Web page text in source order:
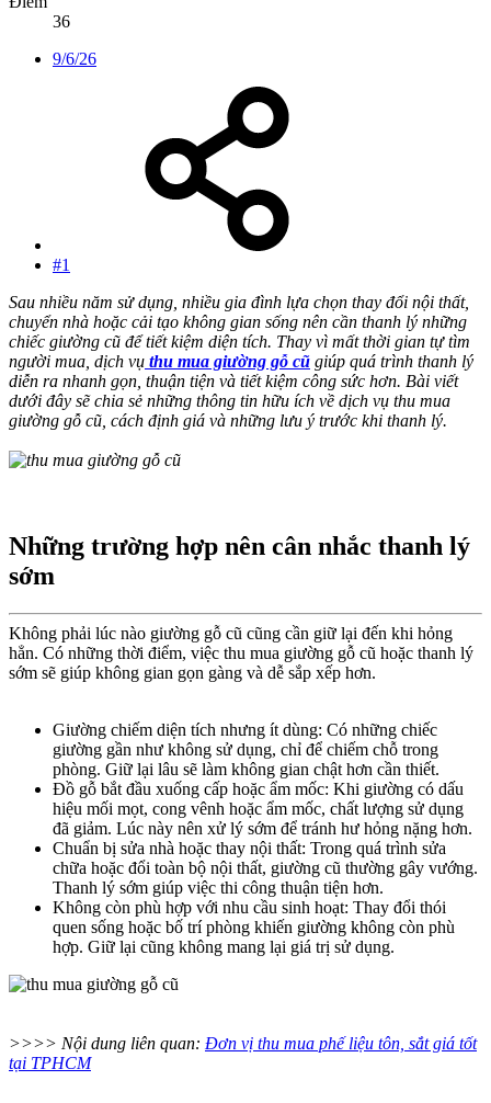
36
9/6/26
#1
Sau nhiều năm sử dụng, nhiều gia đình lựa chọn thay đổi nội thất,
chuyển nhà hoặc cải tạo không gian sống nên cần thanh lý những
chiếc giường cũ để tiết kiệm diện tích. Thay vì mất thời gian tự tìm
người mua, dịch vụ thu mua giường gỗ cũ giúp quá trình thanh lý
diễn ra nhanh gọn, thuận tiện và tiết kiệm công sức hơn. Bài viết
dưới đây sẽ chia sẻ những thông tin hữu ích về dịch vụ thu mua
giường gỗ cũ, cách định giá và những lưu ý trước khi thanh lý.
Những trường hợp nên cân nhắc thanh lý
sớm​
Không phải lúc nào giường gỗ cũ cũng cần giữ lại đến khi hỏng
hẳn. Có những thời điểm, việc thu mua giường gỗ cũ hoặc thanh lý
sớm sẽ giúp không gian gọn gàng và dễ sắp xếp hơn.
Giường chiếm diện tích nhưng ít dùng: Có những chiếc
giường gần như không sử dụng, chỉ để chiếm chỗ trong
phòng. Giữ lại lâu sẽ làm không gian chật hơn cần thiết.
Đồ gỗ bắt đầu xuống cấp hoặc ẩm mốc: Khi giường có dấu
hiệu mối mọt, cong vênh hoặc ẩm mốc, chất lượng sử dụng
đã giảm. Lúc này nên xử lý sớm để tránh hư hỏng nặng hơn.
Chuẩn bị sửa nhà hoặc thay nội thất: Trong quá trình sửa
chữa hoặc đổi toàn bộ nội thất, giường cũ thường gây vướng.
Thanh lý sớm giúp việc thi công thuận tiện hơn.
Không còn phù hợp với nhu cầu sinh hoạt: Thay đổi thói
quen sống hoặc bố trí phòng khiến giường không còn phù
hợp. Giữ lại cũng không mang lại giá trị sử dụng.
>>>> Nội dung liên quan: Đơn vị thu mua phế liệu tôn, sắt giá tốt
tại TPHCM